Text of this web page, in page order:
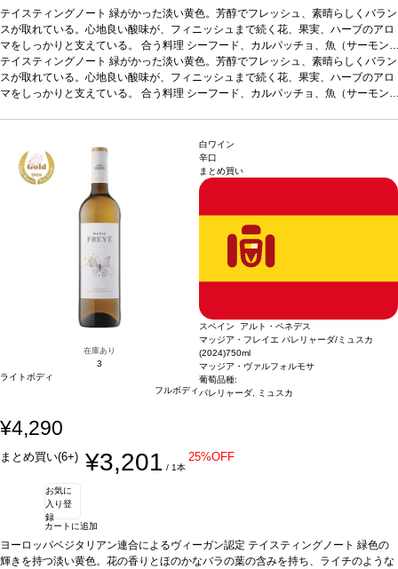
テイスティングノート 緑がかった淡い黄色。芳醇でフレッシュ、素晴らしくバラン
スが取れている。心地良い酸味が、フィニッシュまで続く花、果実、ハーブのアロ
マをしっかりと支えている。 合う料理 シーフード、カルパッチョ、魚（サーモン
やスモークしたマスのムース）、白身肉、家きん、フレッシュチーズなどと好相性
葡萄品種マカベオ 70%、アルバリーニョ 30%*本ヴィンテージが在庫切れの場
合、在庫があり価格が同様の場合は自動的に次のヴィンテージに変更されます、ご
テイスティングノート 緑がかった淡い黄色。芳醇でフレッシュ、素晴らしくバラン
スが取れている。心地良い酸味が、フィニッシュまで続く花、果実、ハーブのアロ
マをしっかりと支えている。 合う料理 シーフード、カルパッチョ、魚（サーモン
合、在庫があり価格が同様の場合は自動的に次のヴィンテージに変更されます、ご
了承ください。
在庫あり
3
ライトボディ
フルボディ
白ワイン
辛口
まとめ買い
スペイン アルト・ペネデス
マッジア・フレイエ パレリャーダ/ミュスカ
(2024)750ml
マッジア・ヴァルフォルモサ
葡萄品種:
パレリャーダ, ミュスカ
¥4,290
まとめ買い(6+) ¥3,201 / 1本
25%OFF
お気に
入り登
録
カートに追加
ヨーロッパベジタリアン連合によるヴィーガン認定 テイスティングノート 緑色の
輝きを持つ淡い黄色。花の香りとほのかなバラの葉の含みを持ち、ライチのような